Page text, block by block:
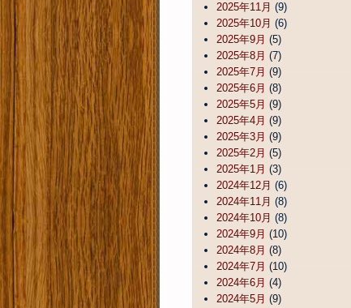
2025年11月 (9)
2025年10月 (6)
2025年9月 (5)
2025年8月 (7)
2025年7月 (9)
2025年6月 (8)
2025年5月 (9)
2025年4月 (9)
2025年3月 (9)
2025年2月 (5)
2025年1月 (3)
2024年12月 (6)
2024年11月 (8)
2024年10月 (8)
2024年9月 (10)
2024年8月 (8)
2024年7月 (10)
2024年6月 (4)
2024年5月 (9)